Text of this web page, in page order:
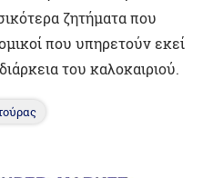
ζητήματα που
που υπηρετούν εκεί
του καλοκαιριού.